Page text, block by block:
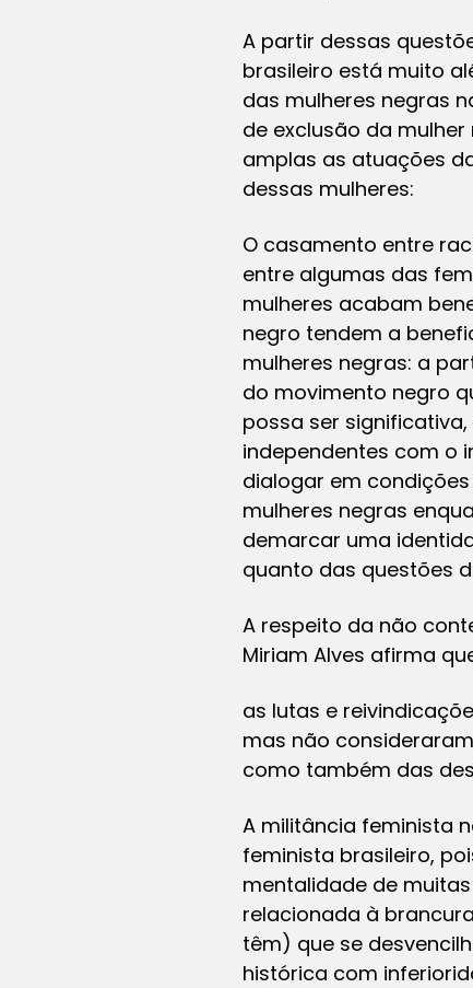
A partir dessas
brasileiro está muito
das mulheres negras
de exclusão da
amplas as atuações
dessas mulheres:
O casamento entre
entre algumas das
mulheres acabam
negro tendem a
mulheres negras: a
do movimento negro
possa ser
independentes com o
dialogar em
mulheres negras
demarcar uma
quanto das questões
A respeito da não
Miriam Alves afirma
as lutas e
mas não
como também das
A militância feminista
feminista brasileiro,
mentalidade de
relacionada à
têm) que se
histórica com